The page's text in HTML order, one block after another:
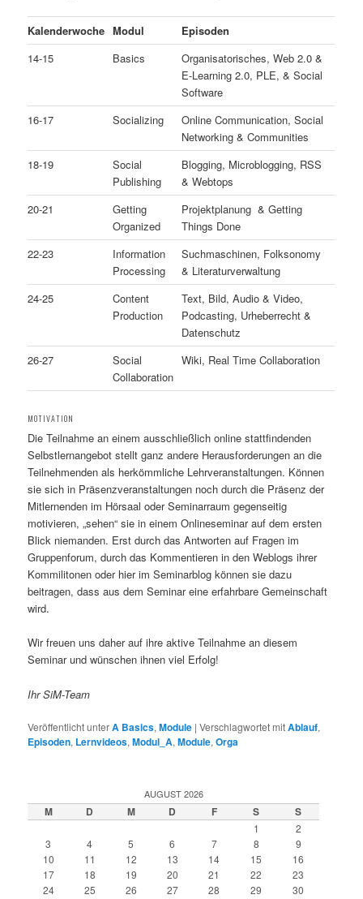
Kalenderwoche Modul
Episoden
14-15
Basics
Organisatorisches, Web 2.0 &
E-Learning 2.0, PLE, & Social
Software
16-17
Socializing
Online Communication, Social
Networking & Communities
18-19
Social
Publishing
Blogging, Microblogging, RSS
& Webtops
20-21
Getting
Organized
Projektplanung & Getting
Things Done
22-23
Information
Processing
Suchmaschinen, Folksonomy
& Literaturverwaltung
24-25
Content
Production
Text, Bild, Audio & Video,
Podcasting, Urheberrecht &
Datenschutz
26-27
Social
Collaboration
Wiki, Real Time Collaboration
MOTIVATION
Die Teilnahme an einem ausschließlich online stattfindenden
Selbstlernangebot stellt ganz andere Herausforderungen an die
Teilnehmenden als herkömmliche Lehrveranstaltungen. Können
sie sich in Präsenzveranstaltungen noch durch die Präsenz der
Mitlernenden im Hörsaal oder Seminarraum gegenseitig
motivieren, „sehen“ sie in einem Onlineseminar auf dem ersten
Blick niemanden. Erst durch das Antworten auf Fragen im
Gruppenforum, durch das Kommentieren in den Weblogs ihrer
Kommilitonen oder hier im Seminarblog können sie dazu
beitragen, dass aus dem Seminar eine erfahrbare Gemeinschaft
wird.
Wir freuen uns daher auf ihre aktive Teilnahme an diesem
Seminar und wünschen ihnen viel Erfolg!
Ihr SiM-Team
Veröffentlicht unterA Basics,Module |Verschlagwortet mitAblauf,
Episoden, Lernvideos,Modul_A,Module,Orga
AUGUST 2026
M D M D F S S
1
2
3
4 5 6 7 8
9
10
11 12 13 14 15
16
17
18 19 20 21 22
23
24
25 26 27 28 29
30